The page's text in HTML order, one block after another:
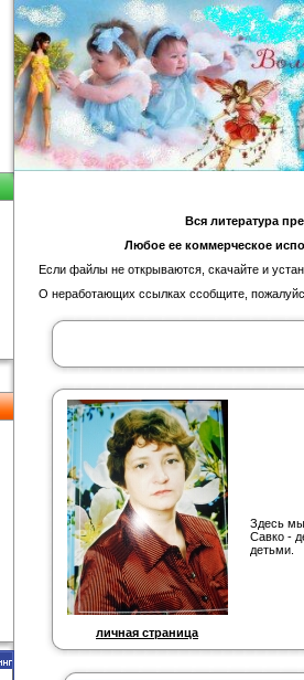
Вся литература
Любое ее коммерческое
Если файлы не открываются, скачайте и
О неработающих ссылках ссобщите,
личная страница
Здесь мы
Савко -
детьми.